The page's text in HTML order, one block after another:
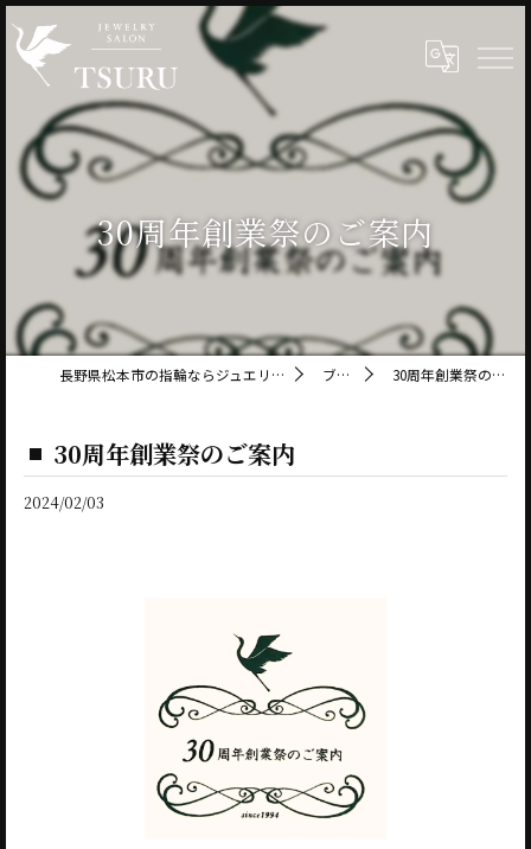
30周年創業祭のご案内
長野県松本市の指輪ならジュエリーサロン鶴 ブログ 30周年創業祭のご案内
30周年創業祭のご案内
2024/02/03